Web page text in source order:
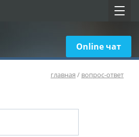
Online чат
главная / вопрос-ответ